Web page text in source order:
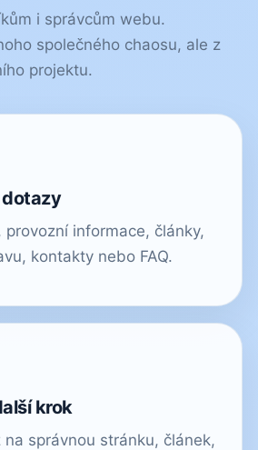
i správcům webu.
společného chaosu, ale z
projektu.
informace, články,
kontakty nebo FAQ.
krok
správnou stránku, článek,